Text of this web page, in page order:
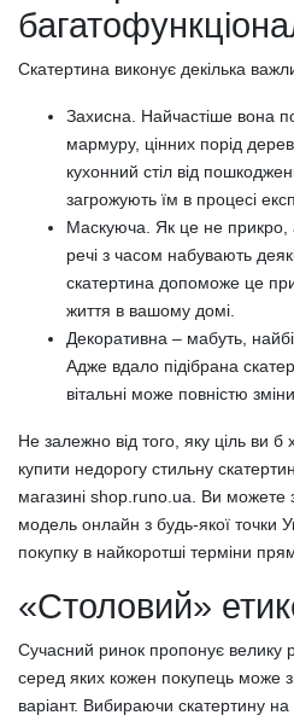
Скатертина виконує декілька
Захисна. Найчастіше вона
мармуру, цінних порід
кухонний стіл від
загрожують їм в процесі
Маскуюча. Як це не прикро,
речі з часом набувають
скатертина допоможе це
життя в вашому домі.
Декоративна – мабуть,
Адже вдало підібрана
вітальні може повністю
Не залежно від того, яку ціль ви б
купити недорогу стильну
магазині shop.runo.ua. Ви можете
модель онлайн з будь-якої точки
покупку в найкоротші терміни
«Столовий»
Сучасний ринок пропонує велику
серед яких кожен покупець може
варіант. Вибираючи скатертину